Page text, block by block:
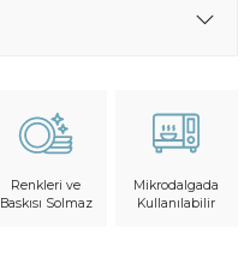
Renkleri ve
Baskısı Solmaz
Mikrodalgada
Kullanılabilir